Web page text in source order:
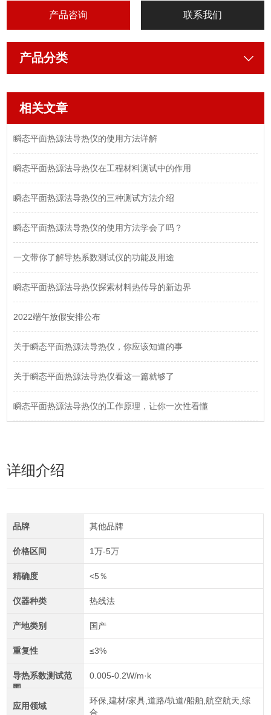
产品咨询 联系我们
产品分类
相关文章
瞬态平面热源法导热仪的使用方法详解
瞬态平面热源法导热仪在工程材料测试中的作用
瞬态平面热源法导热仪的三种测试方法介绍
瞬态平面热源法导热仪的使用方法学会了吗？
一文带你了解导热系数测试仪的功能及用途
瞬态平面热源法导热仪探索材料热传导的新边界
2022端午放假安排公布
关于瞬态平面热源法导热仪，你应该知道的事
关于瞬态平面热源法导热仪看这一篇就够了
瞬态平面热源法导热仪的工作原理，让你一次性看懂
详细介绍
品牌 其他品牌
价格区间 1万-5万
精确度 <5％
仪器种类 热线法
产地类别 国产
重复性 ≤3%
导热系数测试范
围
0.005-0.2W/m·k
应用领域
环保,建材/家具,道路/轨道/船舶,航空航天,综
合